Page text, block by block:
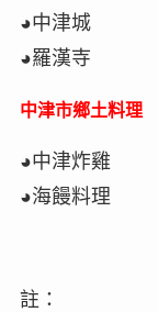
◕中津城 ◕
◕羅漢寺
中津市鄉土料理
◕中津炸雞
◕海饅料理
註：